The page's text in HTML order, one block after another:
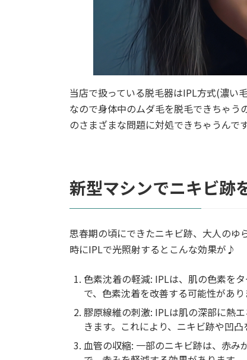
当店で扱っている脱毛器はIPL方式(濃い
なので身体中のムダ毛を脱毛できちゃ
のさまざまな問題に対処できちゃうんで
新型マシンでニキビ跡
思春期の頃にできたニキビ跡、大人のゆ
時にIPLで光照射するとこんな効果が♪
色素沈着の軽減: IPLは、肌の色素を
で、色素沈着を改善する可能性があり
膠原線維の刺激: IPLは肌の深部に熱
きます。これにより、ニキビ跡や凹
血管の収縮: 一部のニキビ跡は、赤み